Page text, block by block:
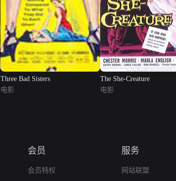
Three Bad Sisters
电影
The She-Creature
电影
会员
会员特权
服务
网站联盟